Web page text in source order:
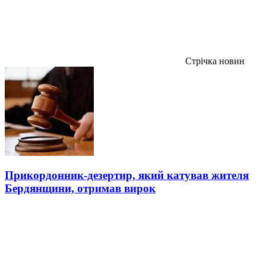
Стрічка новин
Прикордонник-дезертир, який катував жителя
Бердянщини, отримав вирок